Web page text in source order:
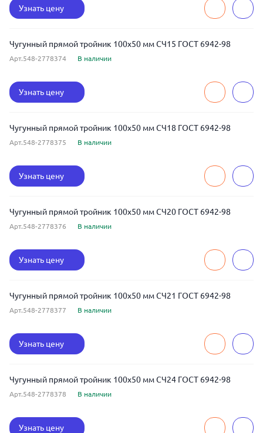
Узнать цену
Чугунный прямой тройник 100x50 мм СЧ15 ГОСТ 6942-98
Арт.548-2778374 В наличии
Узнать цену
Чугунный прямой тройник 100x50 мм СЧ18 ГОСТ 6942-98
Арт.548-2778375 В наличии
Узнать цену
Чугунный прямой тройник 100x50 мм СЧ20 ГОСТ 6942-98
Арт.548-2778376 В наличии
Узнать цену
Чугунный прямой тройник 100x50 мм СЧ21 ГОСТ 6942-98
Арт.548-2778377 В наличии
Узнать цену
Чугунный прямой тройник 100x50 мм СЧ24 ГОСТ 6942-98
Арт.548-2778378 В наличии
Узнать цену